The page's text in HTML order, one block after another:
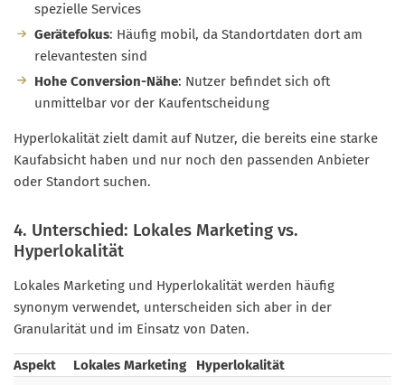
spezielle Services
Gerätefokus: Häufig mobil, da Standortdaten dort am
relevantesten sind
Hohe Conversion-Nähe: Nutzer befindet sich oft
unmittelbar vor der Kaufentscheidung
Hyperlokalität zielt damit auf Nutzer, die bereits eine starke
Kaufabsicht haben und nur noch den passenden Anbieter
oder Standort suchen.
4. Unterschied: Lokales Marketing vs.
Hyperlokalität
Lokales Marketing und Hyperlokalität werden häufig
synonym verwendet, unterscheiden sich aber in der
Granularität und im Einsatz von Daten.
Aspekt Lokales Marketing
Hyperlokalität